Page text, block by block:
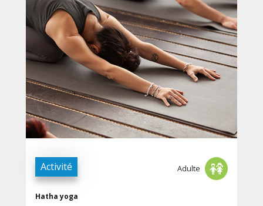
Activité Adulte
Hatha yoga